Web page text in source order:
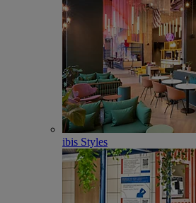
ibis Styles